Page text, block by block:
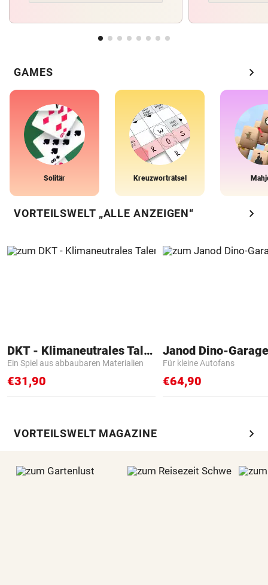
GAMES chevron_right
Solitär Kreuzworträtsel
VORTEILSWELT „ALLE ANZEIGEN“ chevron_right
DKT - Klimaneutrales Talent
Ein Spiel aus abbaubaren Materialien
€31,90
Janod Dino-Garage
Für kleine Autofans
€64,90
VORTEILSWELT MAGAZINE chevron_right